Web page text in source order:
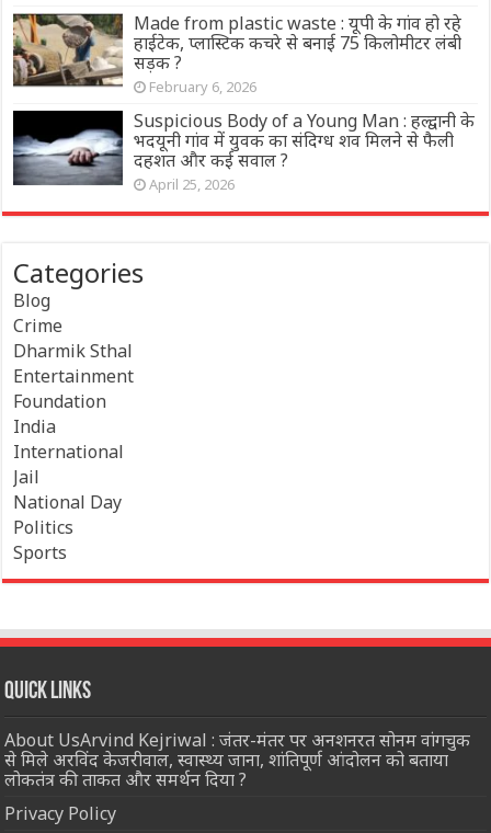
Made from plastic waste : यूपी के गांव हो रहे
हाईटेक, प्लास्टिक कचरे से बनाई 75 किलोमीटर लंबी
सड़क ?
February 6, 2026
Suspicious Body of a Young Man : हल्द्वानी के
भदयूनी गांव में युवक का संदिग्ध शव मिलने से फैली
दहशत और कई सवाल ?
April 25, 2026
Categories
Blog
Crime
Dharmik Sthal
Entertainment
Foundation
India
International
Jail
National Day
Politics
Sports
Quick Links
About UsArvind Kejriwal : जंतर-मंतर पर अनशनरत सोनम वांगचुक
से मिले अरविंद केजरीवाल, स्वास्थ्य जाना, शांतिपूर्ण आंदोलन को बताया
लोकतंत्र की ताकत और समर्थन दिया ?
Privacy Policy